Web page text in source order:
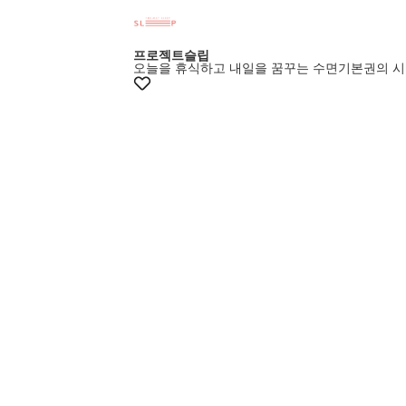
멤버스15%쿠폰
프로젝트슬립
오늘을 휴식하고 내일을 꿈꾸는 수면기본권의